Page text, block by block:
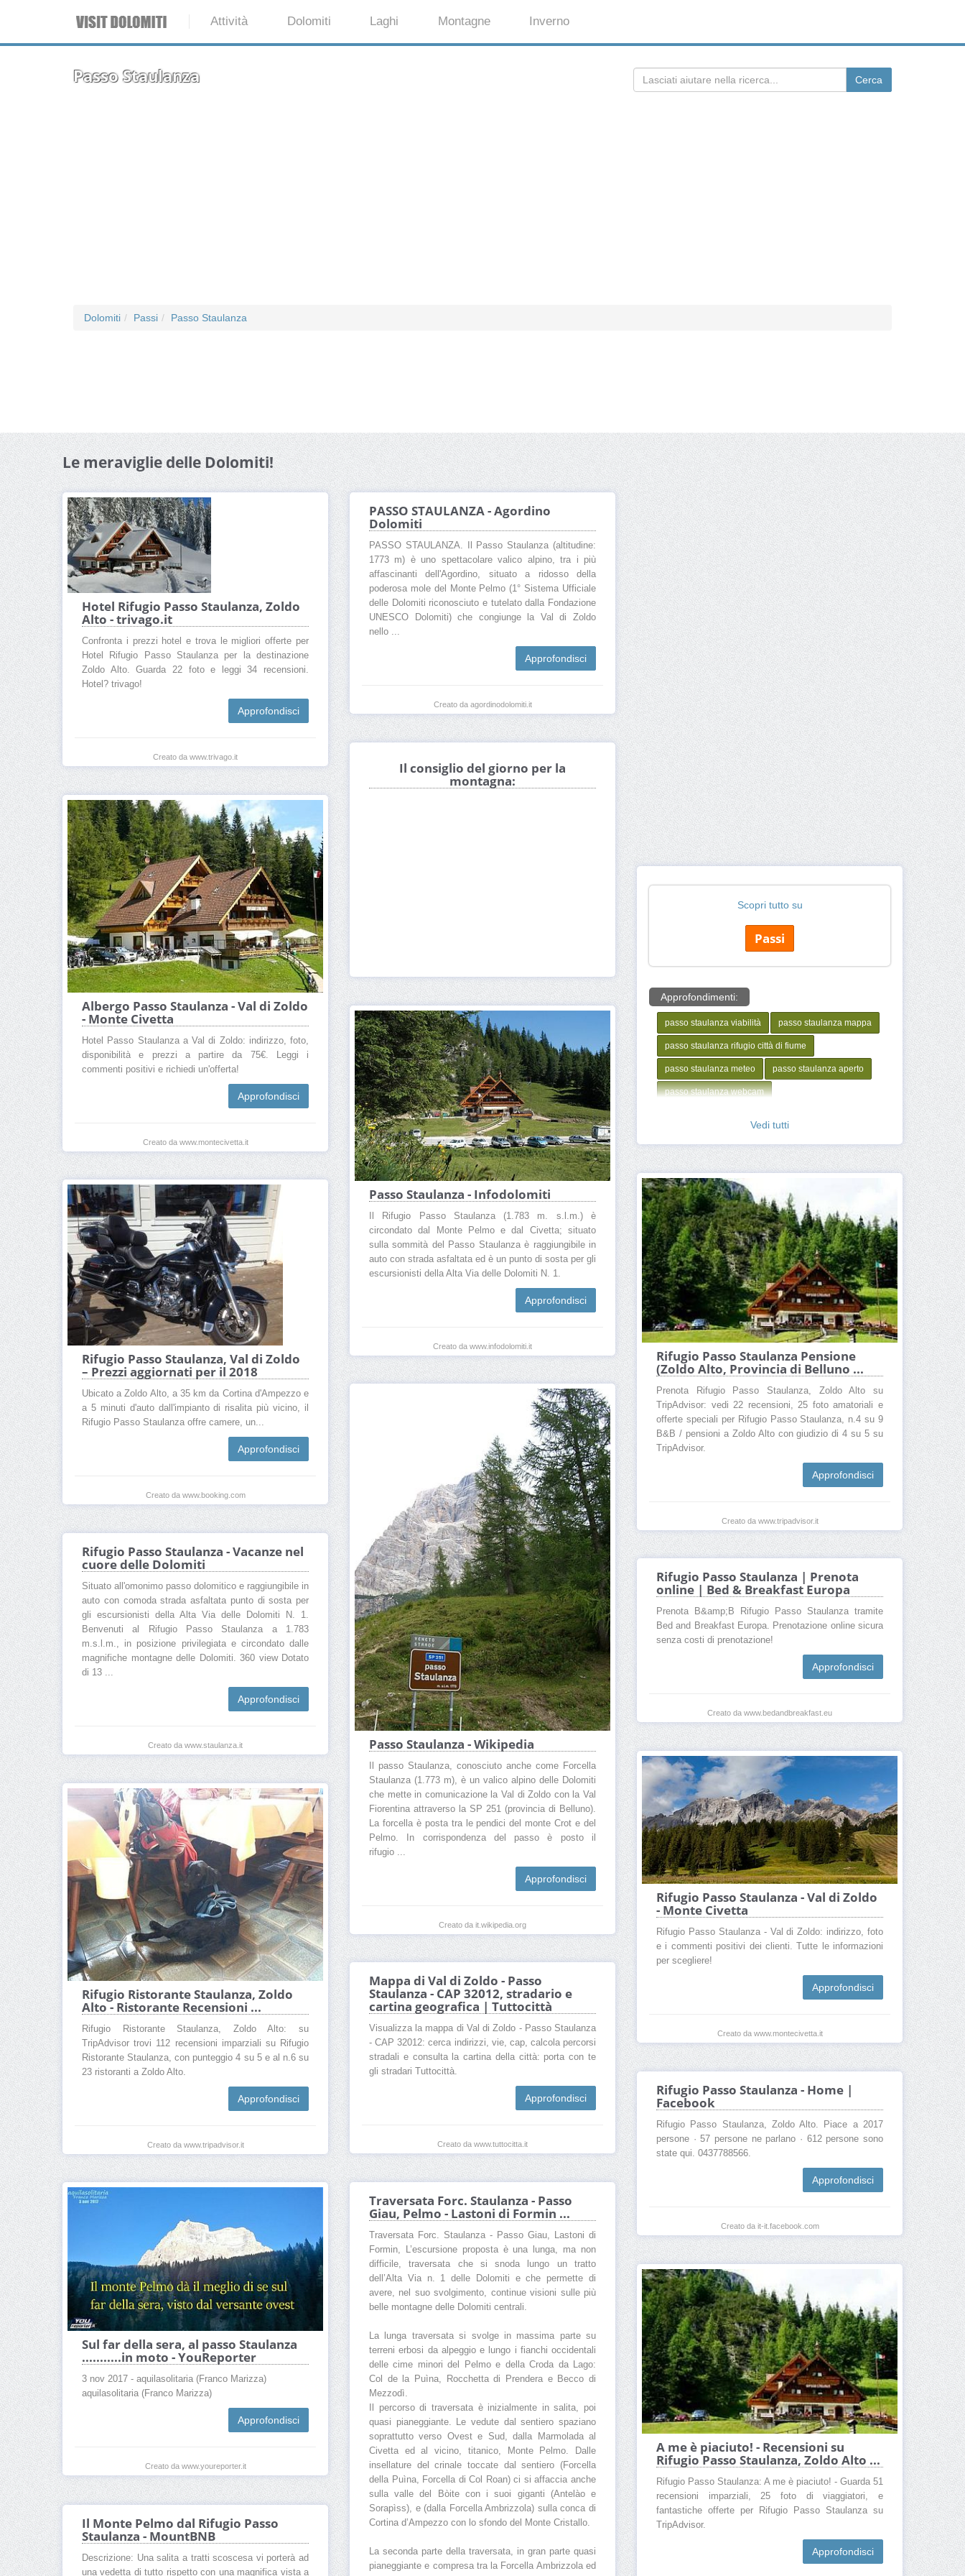
Attività Dolomiti Laghi Montagne Inverno
Passo Staulanza
Dolomiti Passi Passo Staulanza
Le meraviglie delle Dolomiti!
Hotel Rifugio Passo Staulanza, Zoldo
Alto - trivago.it
Confronta i prezzi hotel e trova le migliori offerte per
Hotel Rifugio Passo Staulanza per la destinazione
Zoldo Alto. Guarda 22 foto e leggi 34 recensioni.
Hotel? trivago!
Approfondisci
Creato da www.trivago.it
PASSO STAULANZA - Agordino
Dolomiti
PASSO STAULANZA. Il Passo Staulanza (altitudine:
1773 m) è uno spettacolare valico alpino, tra i più
affascinanti dell'Agordino, situato a ridosso della
poderosa mole del Monte Pelmo (1° Sistema Ufficiale
delle Dolomiti riconosciuto e tutelato dalla Fondazione
UNESCO Dolomiti) che congiunge la Val di Zoldo
nello ...
Approfondisci
Creato da agordinodolomiti.it
Scopri tutto su
Passi
Approfondimenti:
passo staulanza viabilità passo staulanza mappa
passo staulanza rifugio città di fiume
passo staulanza meteo passo staulanza aperto
passo staulanza webcam
Vedi tutti
Il consiglio del giorno per la
montagna:
Albergo Passo Staulanza - Val di Zoldo
- Monte Civetta
Hotel Passo Staulanza a Val di Zoldo: indirizzo, foto,
disponibilità e prezzi a partire da 75€. Leggi i
commenti positivi e richiedi un'offerta!
Approfondisci
Creato da www.montecivetta.it
Passo Staulanza - Infodolomiti
Il Rifugio Passo Staulanza (1.783 m. s.l.m.) è
circondato dal Monte Pelmo e dal Civetta; situato
sulla sommità del Passo Staulanza è raggiungibile in
auto con strada asfaltata ed è un punto di sosta per gli
escursionisti della Alta Via delle Dolomiti N. 1.
Approfondisci
Creato da www.infodolomiti.it
Rifugio Passo Staulanza Pensione
(Zoldo Alto, Provincia di Belluno ...
Prenota Rifugio Passo Staulanza, Zoldo Alto su
TripAdvisor: vedi 22 recensioni, 25 foto amatoriali e
offerte speciali per Rifugio Passo Staulanza, n.4 su 9
B&B / pensioni a Zoldo Alto con giudizio di 4 su 5 su
TripAdvisor.
Approfondisci
Creato da www.tripadvisor.it
Rifugio Passo Staulanza, Val di Zoldo
– Prezzi aggiornati per il 2018
Ubicato a Zoldo Alto, a 35 km da Cortina d'Ampezzo e
a 5 minuti d'auto dall'impianto di risalita più vicino, il
Rifugio Passo Staulanza offre camere, un...
Approfondisci
Creato da www.booking.com
Passo Staulanza - Wikipedia
Il passo Staulanza, conosciuto anche come Forcella
Staulanza (1.773 m), è un valico alpino delle Dolomiti
che mette in comunicazione la Val di Zoldo con la Val
Fiorentina attraverso la SP 251 (provincia di Belluno).
La forcella è posta tra le pendici del monte Crot e del
Pelmo. In corrispondenza del passo è posto il
rifugio ...
Approfondisci
Creato da it.wikipedia.org
Rifugio Passo Staulanza - Vacanze nel
cuore delle Dolomiti
Situato all'omonimo passo dolomitico e raggiungibile in
auto con comoda strada asfaltata punto di sosta per
gli escursionisti della Alta Via delle Dolomiti N. 1.
Benvenuti al Rifugio Passo Staulanza a 1.783
m.s.l.m., in posizione privilegiata e circondato dalle
magnifiche montagne delle Dolomiti. 360 view Dotato
di 13 ...
Approfondisci
Creato da www.staulanza.it
Rifugio Passo Staulanza | Prenota
online | Bed & Breakfast Europa
Prenota B&amp;B Rifugio Passo Staulanza tramite
Bed and Breakfast Europa. Prenotazione online sicura
senza costi di prenotazione!
Approfondisci
Creato da www.bedandbreakfast.eu
Rifugio Passo Staulanza - Val di Zoldo
- Monte Civetta
Rifugio Passo Staulanza - Val di Zoldo: indirizzo, foto
e i commenti positivi dei clienti. Tutte le informazioni
per scegliere!
Approfondisci
Creato da www.montecivetta.it
Rifugio Ristorante Staulanza, Zoldo
Alto - Ristorante Recensioni ...
Rifugio Ristorante Staulanza, Zoldo Alto: su
TripAdvisor trovi 112 recensioni imparziali su Rifugio
Ristorante Staulanza, con punteggio 4 su 5 e al n.6 su
23 ristoranti a Zoldo Alto.
Approfondisci
Creato da www.tripadvisor.it
Mappa di Val di Zoldo - Passo
Staulanza - CAP 32012, stradario e
cartina geografica | Tuttocittà
Visualizza la mappa di Val di Zoldo - Passo Staulanza
- CAP 32012: cerca indirizzi, vie, cap, calcola percorsi
stradali e consulta la cartina della città: porta con te
gli stradari Tuttocittà.
Approfondisci
Creato da www.tuttocitta.it
Rifugio Passo Staulanza - Home |
Facebook
Rifugio Passo Staulanza, Zoldo Alto. Piace a 2017
persone · 57 persone ne parlano · 612 persone sono
state qui. 0437788566.
Approfondisci
Creato da it-it.facebook.com
Sul far della sera, al passo Staulanza
...........in moto - YouReporter
3 nov 2017 - aquilasolitaria (Franco Marizza)
aquilasolitaria (Franco Marizza)
Approfondisci
Creato da www.youreporter.it
Traversata Forc. Staulanza - Passo
Giau, Pelmo - Lastoni di Formin ...
Traversata Forc. Staulanza - Passo Giau, Lastoni di
Formin, L’escursione proposta è una lunga, ma non
difficile, traversata che si snoda lungo un tratto
dell’Alta Via n. 1 delle Dolomiti e che permette di
avere, nel suo svolgimento, continue visioni sulle più
belle montagne delle Dolomiti centrali.
La lunga traversata si svolge in massima parte su
terreni erbosi da alpeggio e lungo i fianchi occidentali
delle cime minori del Pelmo e della Croda da Lago:
Col de la Puìna, Rocchetta di Prendera e Becco di
Mezzodì.
Il percorso di traversata è inizialmente in salita, poi
quasi pianeggiante. Le vedute dal sentiero spaziano
soprattutto verso Ovest e Sud, dalla Marmolada al
Civetta ed al vicino, titanico, Monte Pelmo. Dalle
insellature del crinale toccate dal sentiero (Forcella
della Puìna, Forcella di Col Roan) ci si affaccia anche
sulla valle del Bòite con i suoi giganti (Antelào e
Sorapìss), e (dalla Forcella Ambrizzola) sulla conca di
Cortina d’Ampezzo con lo sfondo del Monte Cristallo.
La seconda parte della traversata, in gran parte quasi
pianeggiante e compresa tra la Forcella Ambrizzola ed
A me è piaciuto! - Recensioni su
Rifugio Passo Staulanza, Zoldo Alto ...
Rifugio Passo Staulanza: A me è piaciuto! - Guarda 51
recensioni imparziali, 25 foto di viaggiatori, e
fantastiche offerte per Rifugio Passo Staulanza su
TripAdvisor.
Approfondisci
Il Monte Pelmo dal Rifugio Passo
Staulanza - MountBNB
Descrizione: Una salita a tratti scoscesa vi porterà ad
una vedetta di tutto rispetto con una magnifica vista a